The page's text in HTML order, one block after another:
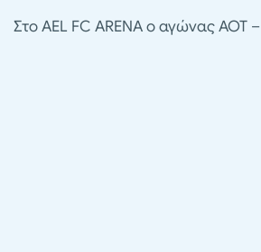
Στο AEL FC ARENA ο αγώνας ΑΟΤ